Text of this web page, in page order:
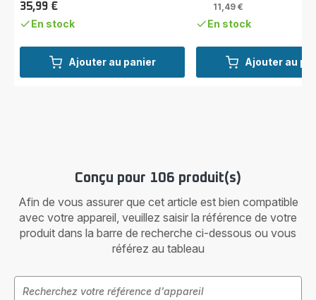
Ajouter au panier
Prix
35,99 €
En stock
Ajouter au
11,49 €
En stock
Conçu pour 106 produit(s)
Afin de vous assurer que cet article est bien compatible
avec votre appareil, veuillez saisir la référence de votre
produit dans la barre de recherche ci-dessous ou vous
référez au tableau